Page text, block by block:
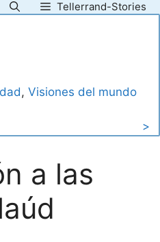
Tellerrand-Stories
, Visiones del mundo
>
a las